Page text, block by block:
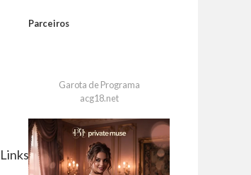
Parceiros
Garota de Programa
acg18.net
Links Parceiros